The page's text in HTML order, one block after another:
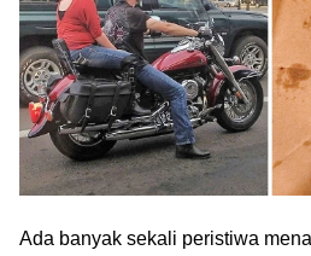
Ada banyak sekali peristiwa